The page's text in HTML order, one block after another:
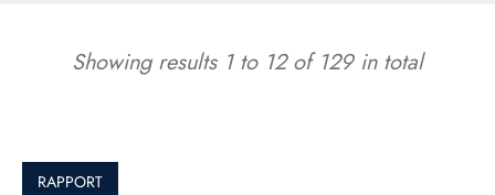
Showing results 1to 12of 129in total
RAPPORT